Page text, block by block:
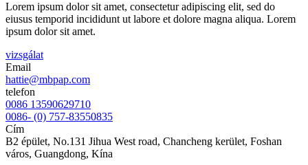
Lorem ipsum dolor sit amet, consectetur adipiscing elit, sed do
eiusus temporid incididunt ut labore et dolore magna aliqua. Lorem
ipsum dolor sit amet.
vizsgálat
Email
hattie@mbpap.com
telefon
0086 13590629710
0086- (0) 757-83550835
Cím
B2 épület, No.131 Jihua West road, Chancheng kerület, Foshan
város, Guangdong, Kína